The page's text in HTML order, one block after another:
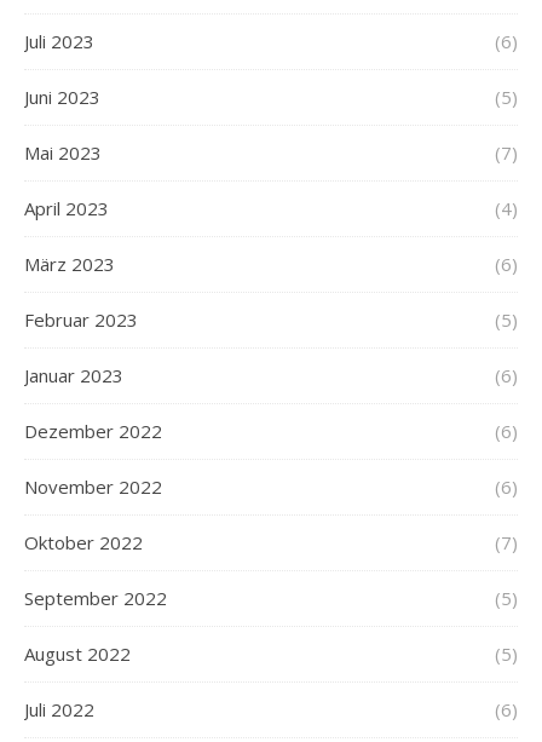
Juli 2023 (6)
Juni 2023 (5)
Mai 2023 (7)
April 2023 (4)
März 2023 (6)
Februar 2023 (5)
Januar 2023 (6)
Dezember 2022 (6)
November 2022 (6)
Oktober 2022 (7)
September 2022 (5)
August 2022 (5)
Juli 2022 (6)